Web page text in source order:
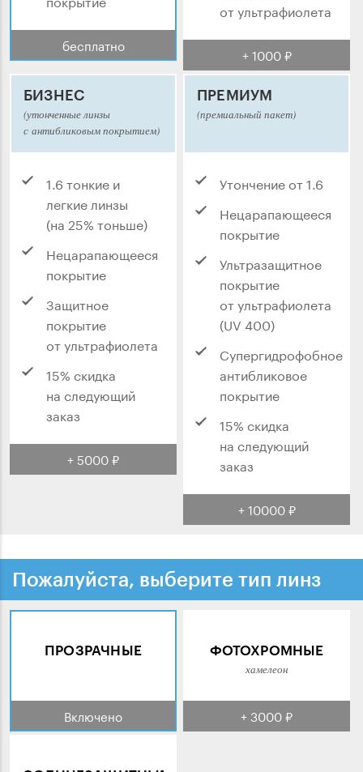
бесплатно
от ультрафиолета
+ 1000 ₽
БИЗНЕС
(утонченные линзы
с антибликовым покрытием)
1.6 тонкие и
легкие линзы
(на 25% тоньше)
Нецарапающееся
покрытие
Защитное
покрытие
от ультрафиолета
15% скидка
на следующий
заказ
+ 5000 ₽
ПРЕМИУМ
(премиальный пакет)
Утончение от 1.6
Нецарапающееся
покрытие
Ультразащитное
покрытие
от ультрафиолета
(UV 400)
Супергидрофобное
антибликовое
покрытие
15% скидка
на следующий
заказ
+ 10000 ₽
Пожалуйста, выберите тип линз
ПРОЗРАЧНЫЕ
Включено
ФОТОХРОМНЫЕ
хамелеон
+ 3000 ₽